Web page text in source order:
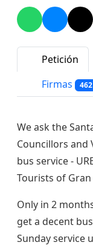
Petición
Firmas 462
We ask the
Councillors and
bus service -
Tourists of Gran
Only in 2
get a decent
Sunday service